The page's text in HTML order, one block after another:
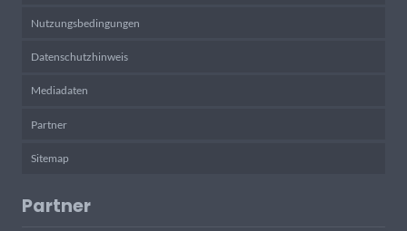
Nutzungsbedingungen
Datenschutzhinweis
Mediadaten
Partner
Sitemap
Partner